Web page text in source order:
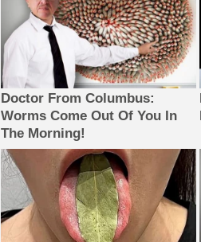
Doctor From Columbus:
Worms Come Out Of You In
The Morning!